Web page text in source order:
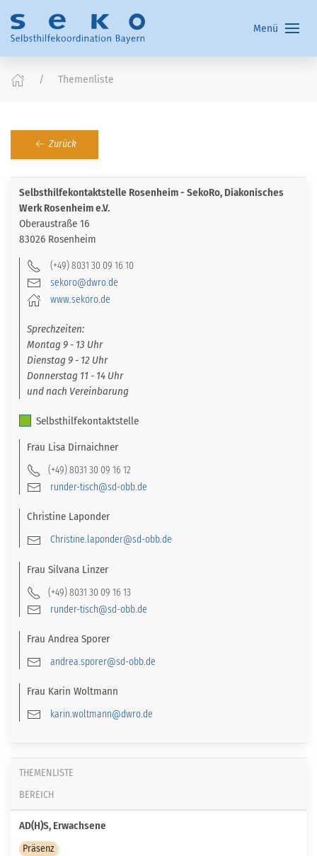
Menü
Themenliste
Zurück
Selbsthilfekontaktstelle Rosenheim - SekoRo, Diakonisches
Werk Rosenheim e.V.
Oberaustraße 16
83026 Rosenheim
(+49) 8031 30 09 16 10
sekoro@dwro.de
www.sekoro.de
Sprechzeiten:
Montag 9 - 13 Uhr
Dienstag 9 - 12 Uhr
Donnerstag 11 - 14 Uhr
und nach Vereinbarung
Selbsthilfekontaktstelle
Frau Lisa Dirnaichner
(+49) 8031 30 09 16 12
runder-tisch@sd-obb.de
Christine Laponder
Christine.laponder@sd-obb.de
Frau Silvana Linzer
(+49) 8031 30 09 16 13
runder-tisch@sd-obb.de
Frau Andrea Sporer
andrea.sporer@sd-obb.de
Frau Karin Woltmann
karin.woltmann@dwro.de
THEMENLISTE
BEREICH
AD(H)S, Erwachsene
Präsenz